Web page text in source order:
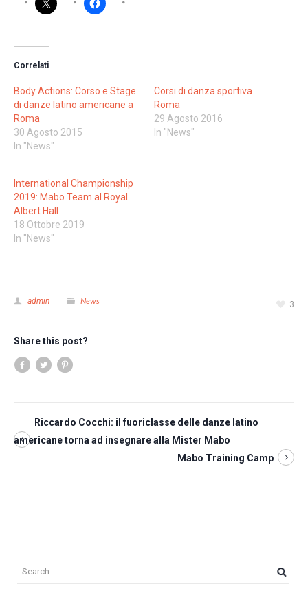
Correlati
Body Actions: Corso e Stage
di danze latino americane a
Roma
30 Agosto 2015
In "News"
Corsi di danza sportiva
Roma
29 Agosto 2016
In "News"
International Championship
2019: Mabo Team al Royal
Albert Hall
18 Ottobre 2019
In "News"
3
admin News
Share this post?
Riccardo Cocchi: il fuoriclasse delle danze latino
americane torna ad insegnare alla Mister Mabo
Mabo Training Camp